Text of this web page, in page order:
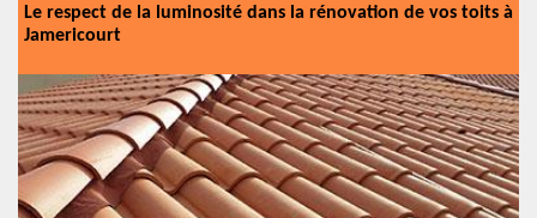
Le respect de la luminosité dans la rénovation de vos toits à
Jamericourt